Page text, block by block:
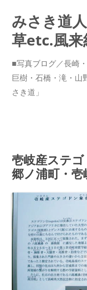
みさき道
草etc.風
■写真ブログ／長崎
巨樹・石橋・滝・山
さき道」
壱岐産ステ
郷ノ浦町・壱